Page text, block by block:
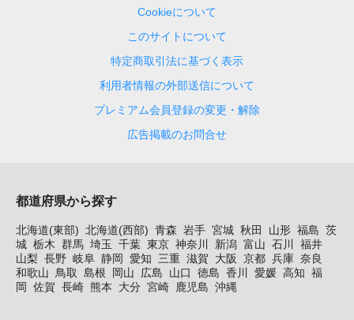
Cookieについて
このサイトについて
特定商取引法に基づく表示
利用者情報の外部送信について
プレミアム会員登録の変更・解除
広告掲載のお問合せ
都道府県から探す
北海道(東部) 北海道(西部) 青森 岩手 宮城 秋田 山形 福島 茨
城 栃木 群馬 埼玉 千葉 東京 神奈川 新潟 富山 石川
福井
山梨 長野 岐阜 静岡 愛知 三重 滋賀 大阪 京都 兵庫 奈良
和歌山 鳥取 島根 岡山 広島 山口 徳島 香川 愛媛 高知 福
岡
佐賀 長崎 熊本 大分 宮崎 鹿児島 沖縄